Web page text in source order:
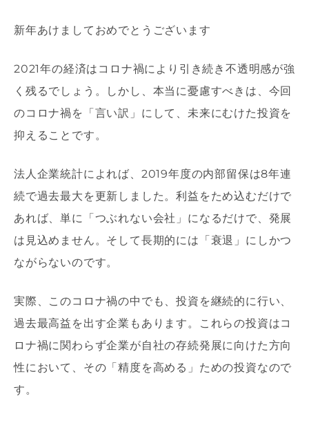
新年あけましておめでとうございます
2021年の経済はコロナ禍により引き続き不透明感が強
く残るでしょう。しかし、本当に憂慮すべきは、今回
のコロナ禍を「言い訳」にして、未来にむけた投資を
抑えることです。
法人企業統計によれば、2019年度の内部留保は8年連
続で過去最大を更新しました。利益をため込むだけで
あれば、単に「つぶれない会社」になるだけで、発展
は見込めません。そして長期的には「衰退」にしかつ
ながらないのです。
実際、このコロナ禍の中でも、投資を継続的に行い、
過去最高益を出す企業もあります。これらの投資はコ
ロナ禍に関わらず企業が自社の存続発展に向けた方向
性において、その「精度を高める」ための投資なので
す。